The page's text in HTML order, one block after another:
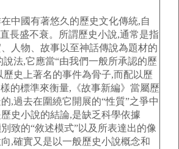
國有著悠久的歷史文化傳統,自
長盛不衰。所謂歷史小說,通常是指
人物、故事以至神話傳說為題材的
法,它應當“由我們一般所承認的歷
歷史上著名的事件為骨子,而配以歷
的標準來衡量,《故事新編》當屬歷
,過去在圍繞它開展的“性質”之爭中
史小說的結論,是缺乏科學依據
致的“敘述模式”以及所表達出的像
,確實又是以一般歷史小說概念和